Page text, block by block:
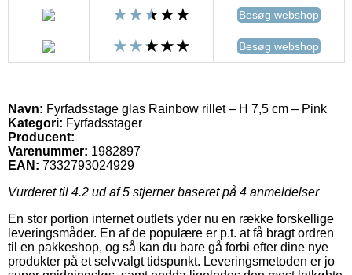
Besøg webshop
Besøg webshop
Navn: Fyrfadsstage glas Rainbow rillet – H 7,5 cm – Pink
Kategori: Fyrfadsstager
Producent:
Varenummer: 1982897
EAN: 7332793024929
Vurderet til 4.2 ud af 5 stjerner baseret på 4 anmeldelser
En stor portion internet outlets yder nu en række forskellige
leveringsmåder. En af de populære er p.t. at få bragt ordren
til en pakkeshop, og så kan du bare gå forbi efter dine nye
produkter på et selvvalgt tidspunkt. Leveringsmetoden er jo